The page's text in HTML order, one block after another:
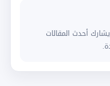
أحدث المقالات